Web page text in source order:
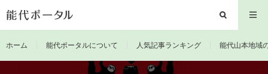
ホーム 能代ポータルについて 人気記事ランキング 能代山本地域